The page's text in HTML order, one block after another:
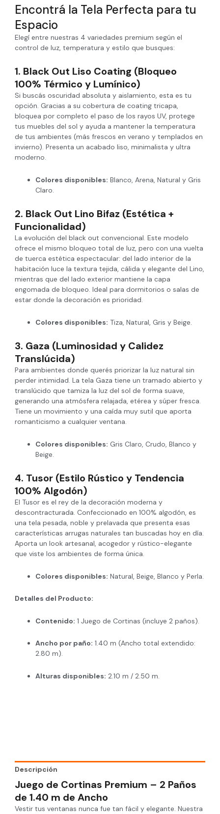
Encontrá la Tela Perfecta para tu
Espacio
Elegí entre nuestras 4 variedades premium según el
control de luz, temperatura y estilo que busques:
1. Black Out Liso Coating (Bloqueo
100% Térmico y Lumínico)
Si buscás oscuridad absoluta y aislamiento, esta es tu
opción. Gracias a su cobertura de coating tricapa,
bloquea por completo el paso de los rayos UV, protege
tus muebles del sol y ayuda a mantener la temperatura
de tus ambientes (más frescos en verano y templados en
invierno). Presenta un acabado liso, minimalista y ultra
moderno.
Colores disponibles: Blanco, Arena, Natural y Gris
Claro.
2. Black Out Lino Bifaz (Estética +
Funcionalidad)
La evolución del black out convencional. Este modelo
ofrece el mismo bloqueo total de luz, pero con una vuelta
de tuerca estética espectacular: del lado interior de la
habitación luce la textura tejida, cálida y elegante del Lino,
mientras que del lado exterior mantiene la capa
engomada de bloqueo. Ideal para dormitorios o salas de
estar donde la decoración es prioridad.
Colores disponibles: Tiza, Natural, Gris y Beige.
3. Gaza (Luminosidad y Calidez
Translúcida)
Para ambientes donde querés priorizar la luz natural sin
perder intimidad. La tela Gaza tiene un tramado abierto y
translúcido que tamiza la luz del sol de forma suave,
generando una atmósfera relajada, etérea y súper fresca.
Tiene un movimiento y una caída muy sutil que aporta
romanticismo a cualquier ventana.
Colores disponibles: Gris Claro, Crudo, Blanco y
Beige.
4. Tusor (Estilo Rústico y Tendencia
100% Algodón)
El Tusor es el rey de la decoración moderna y
descontracturada. Confeccionado en 100% algodón, es
una tela pesada, noble y prelavada que presenta esas
características arrugas naturales tan buscadas hoy en día.
Aporta un look artesanal, acogedor y rústico-elegante
que viste los ambientes de forma única.
Colores disponibles: Natural, Beige, Blanco y Perla.
Detalles del Producto:
Contenido: 1 Juego de Cortinas (incluye 2 paños).
Ancho por paño: 1.40 m (Ancho total extendido:
2.80 m).
Alturas disponibles: 2.10 m / 2.50 m.
Descripción
Juego de Cortinas Premium – 2 Paños
de 1.40 m de Ancho
Vestir tus ventanas nunca fue tan fácil y elegante. Nuestra